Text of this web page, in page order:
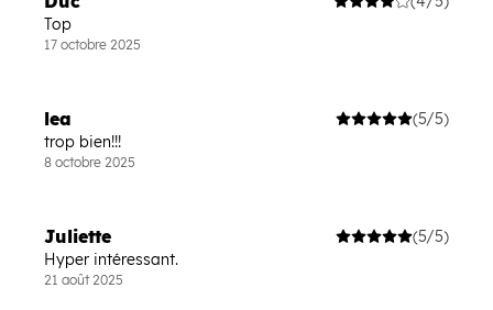
Top
17 octobre 2025
lea
(5/5)
trop bien!!!
8 octobre 2025
Juliette
(5/5)
Hyper intéressant.
21 août 2025